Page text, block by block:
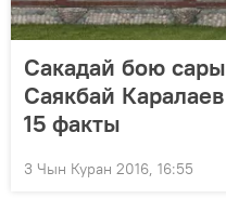
Сакадай бою
Саякбай
15 факты
3 Чын Куран 2016, 16:55